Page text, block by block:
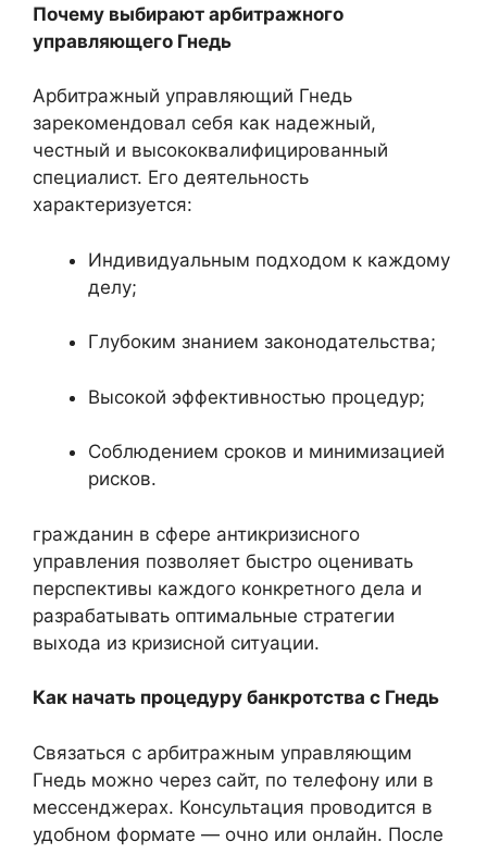
Почему выбирают арбитражного
управляющего Гнедь
Арбитражный управляющий Гнедь
зарекомендовал себя как надежный,
честный и высококвалифицированный
специалист. Его деятельность
характеризуется:
Индивидуальным подходом к каждому
делу;
Глубоким знанием законодательства;
Высокой эффективностью процедур;
Соблюдением сроков и минимизацией
рисков.
гражданин в сфере антикризисного
управления позволяет быстро оценивать
перспективы каждого конкретного дела и
разрабатывать оптимальные стратегии
выхода из кризисной ситуации.
Как начать процедуру банкротства с Гнедь
Связаться с арбитражным управляющим
Гнедь можно через сайт, по телефону или в
мессенджерах. Консультация проводится в
удобном формате — очно или онлайн. После